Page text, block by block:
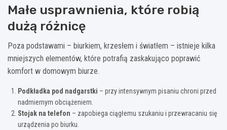
Małe usprawnienia, które robią
dużą różnicę
Poza podstawami – biurkiem, krzesłem i światłem – istnieje kilka
mniejszych elementów, które potrafią zaskakująco poprawić
komfort w domowym biurze.
Podkładka pod nadgarstki – przy intensywnym pisaniu chroni przed
nadmiernym obciążeniem.
Stojak na telefon – zapobiega ciągłemu szukaniu i przewracaniu się
urządzenia po biurku.